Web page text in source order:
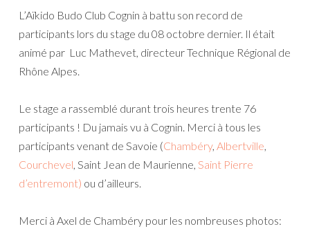
L’Aïkido Budo Club Cognin à battu son record de
participants lors du stage du 08 octobre dernier. Il était
animé par Luc Mathevet, directeur Technique Régional de
Rhône Alpes.
Le stage a rassemblé durant trois heures trente 76
participants ! Du jamais vu à Cognin. Merci à tous les
participants venant de Savoie (Chambéry, Albertville
Courchevel , Saint Jean de Maurienne, Saint Pierre
d’entremont) ou d’ailleurs.
Merci à Axel de Chambéry pour les nombreuses photos: